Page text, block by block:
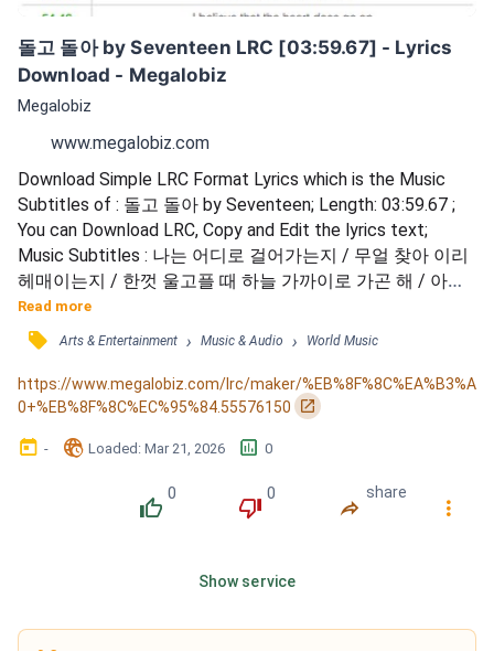
돌고 돌아 by Seventeen LRC [03:59.67] - Lyrics
Download - Megalobiz
Megalobiz
www.megalobiz.com
Download Simple LRC Format Lyrics which is the Music
Subtitles of : 돌고 돌아 by Seventeen; Length: 03:59.67 ;
You can Download LRC, Copy and Edit the lyrics text;
Music Subtitles : 나는 어디로 걸어가는지 / 무얼 찾아 이리
헤매이는지 / 한껏 울고플 때 하늘 가까이로 가곤 해 / 아무
도 내 눈물 못 보게 / 목소리도 나오지 않는 많은 날을 숨 쉬
고 있지만 / 서로에게 건네어 나눈 마음의 소리로 그날 위해
용기를 내서 / 모두 함께 노래 부르자 / 힘찬 노랫소리 슬픔
가려지도록 / 괜찮을 거야 시계의 바늘처럼 / 다시 돌...
Read more
󰓹 Arts & Entertainment › Music & Audio › World Music
https://www.megalobiz.com/lrc/maker/%EB%8F%8C%EA%B3%A
0+%EB%8F%8C%EC%95%84.55576150
󰏌
󰃶 - 󱉊 Loaded: Mar 21, 2026 󱕎 0
󰔔
0
󰔒
0
󰤲
share
󰇙
Show service